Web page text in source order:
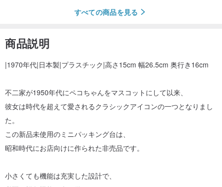
すべての商品を見る
商品説明
|1970年代|日本製|プラスチック|高さ15cm 幅26.5cm 奥行き16cm
不二家が1950年代にペコちゃんをマスコットにして以来、
彼女は時代を超えて愛されるクラシックアイコンの一つとなりまし
た。
この新品未使用のミニパッキング台は、
昭和時代にお店向けに作られた非売品です。
小さくても機能は充実した設計で、